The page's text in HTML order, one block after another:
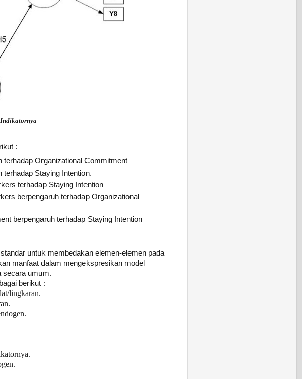
:
terhadap Organizational Commitment
terhadap Staying Intention.
terhadap Staying Intention
berpengaruh terhadap Organizational
berpengaruh terhadap Staying Intention
untuk membedakan elemen-elemen pada
manfaat dalam mengekspresikan model
secara umum.
berikut:
lingkaran.